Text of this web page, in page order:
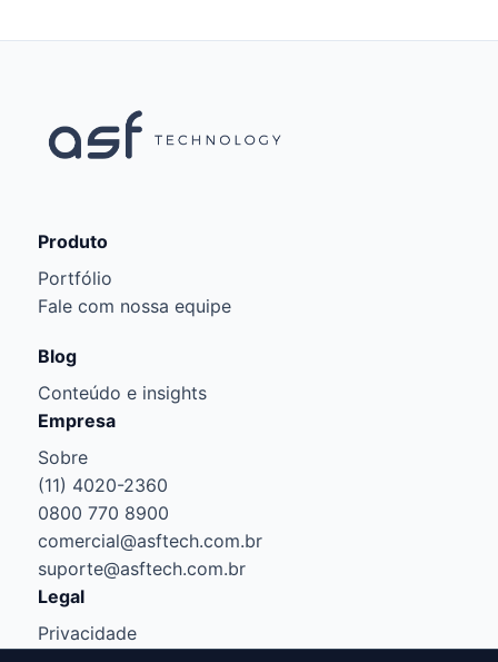
Produto
Portfólio
Fale com nossa equipe
Blog
Conteúdo e insights
Empresa
Sobre
(11) 4020-2360
0800 770 8900
comercial@asftech.com.br
suporte@asftech.com.br
Legal
Privacidade